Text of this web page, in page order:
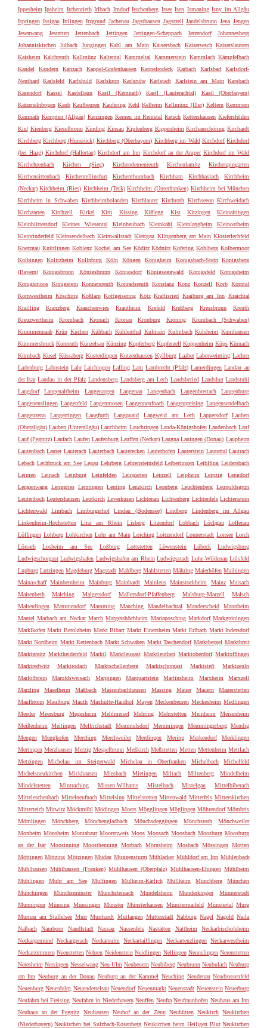
Ippesheim Ipsheim Irchenrieth Irlbach Irndorf Irschenberg Irsee Isen Ismaning Isny im Allgäu
Ispringen Issigau Ittlingen Itzgrund Jachenau Jagsthausen Jagstzell Jandelsbrunn Jena Jengen
Jesenwang
Jestetten Jettenbach Jettingen Jettingen-Scheppach Jetzendorf
Johannesberg
Johanniskirchen
Julbach Jungingen Kahl am Main Kaisersbach Kaisersesch
Kaiserslautern
Kaisheim Kalchreuth Kallmünz Kaltental Kammeltal Kammerstein Kammlach Kämpfelbach
Kandel
Kandern Kanzach Kappel-Grafenhausen Kappelrodeck Karbach Karlsbad
Karlsdorf-
Neuthard
Karlsfeld Karlshuld Karlskron Karlsruhe Karlstadt Karlstein am Main
Karsbach
Kasendorf
Kassel Kastellaun Kastl (Kemnath) Kastl (Lauterachtal)
Kastl (Oberbayern)
Katzenelnbogen Kaub Kaufbeuren Kaufering Kehl Kelheim Kellmünz (Iller) Keltern Kemmern
Kemnath Kempten (Allgäu) Kenzingen Kernen im Remstal Ketsch Kettershausen Kiefersfelden
Kiel Kienberg Kieselbronn Kinding Kinsau Kipfenberg Kippenheim Kirchanschöring Kirchardt
Kirchberg Kirchberg (Hunsrück) Kirchberg (Oberbayern) Kirchberg im Wald Kirchdorf Kirchdorf
(bei Haag) Kirchdorf (Hallertau) Kirchdorf am Inn Kirchdorf an der Amper Kirchdorf im Wald
Kirchehrenbach
Kirchen (Sieg) Kirchendemenreuth Kirchenlamitz
Kirchenpingarten
Kirchensittenbach
Kirchentellinsfurt Kirchenthumbach Kirchham Kirchhaslach
Kirchheim
(Neckar) Kirchheim (Ries) Kirchheim (Teck) Kirchheim (Unterfranken) Kirchheim bei München
Kirchheim in Schwaben Kirchheimbolanden Kirchlauter Kirchroth Kirchseeon Kirchweidach
Kirchzarten
Kirchzell Kirkel Kirn Kissing Kißlegg Kist Kitzingen
Kleinaitingen
Kleinblittersdorf
Kleines Wiesental Kleinheubach Kleinkahl Kleinlangheim
Kleinostheim
Kleinrinderfeld Kleinsendelbach Kleinwallstadt Klettgau Klingenberg am Main Klosterlechfeld
Knetzgau Knittlingen Koblenz Kochel am See Köditz Ködnitz Köfering Kohlberg Kolbermoor
Kolbingen
Kolitzheim Kollnburg Köln Köngen Königheim Königsbach-Stein
Königsberg
(Bayern)
Königsbronn Königsbrunn Königsdorf Königseggwald Königsfeld
Königsheim
Königsmoos Königstein Konnersreuth Konradsreuth Konstanz Konz Konzell Korb Korntal
Kornwestheim Kösching Kößlarn Kottgeisering Kötz Kraftisried Kraiburg am Inn Kraichtal
Krailling
Kranzberg Krauchenwies Krautheim Krefeld Kreßberg Kressbronn
Kreuth
Kreuzwertheim
Krombach Kronach Kronau Kronburg Kröning
Krumbach (Schwaben)
Krummennaab Krün Kuchen Kühbach Kühlenthal Kulmain Kulmbach Külsheim Kumhausen
Kümmersbruck Kunreuth Künzelsau Künzing Kupferberg Kupferzell Kuppenheim Küps Kürnach
Kürnbach Kusel Küssaberg Kusterdingen Kutzenhausen Kyllburg Laaber Laberweinting Lachen
Ladenburg Lahnstein Lahr Laichingen Lalling Lam Lambrecht (Pfalz) Lamerdingen Landau an
der Isar Landau in der Pfalz Landensberg Landsberg am Lech Landsberied Landshut Landstuhl
Langdorf
Langenaltheim Langenargen Langenau Langenbach Langenbrettach
Langenburg
Langenenslingen Langenfeld Langenmosen Langenneufnach Langenpreising Langensendelbach
Langenzenn
Langerringen Langfurth Langquaid Langweid am Lech Lappersdorf
Lauben
(Oberallgäu) Lauben (Unterallgäu) Lauchheim Lauchringen Lauda-Königshofen Laudenbach Lauf
Lauf (Pegnitz) Laufach Laufen Laufenburg Lauffen (Neckar) Laugna Lauingen (Donau) Laupheim
Lautenbach Lauter Lauterach Lauterbach Lauterecken Lauterhofen Lauterstein Lautertal Lautrach
Lebach Lechbruck am See Legau Lehrberg Lehrensteinsfeld Leibertingen Leiblfing Leidersbach
Leimen
Leinach Leinburg Leinfelden Leingarten Leinzell Leipheim Leipzig
Lengdorf
Lengenwang Lenggries Lenningen Lenting Lenzkirch Leonberg Leuchtenberg Leupoldsgrün
Leutenbach Leutershausen Leutkirch Leverkusen Lichtenau Lichtenberg Lichtenfels Lichtenstein
Lichtenwald
Limbach Limburgerhof Lindau (Bodensee) Lindberg
Lindenberg im Allgäu
Linkenheim-Hochstetten
Linz am Rhein Lisberg Litzendorf Lobbach Löchgau
Loffenau
Löffingen Lohberg Lohkirchen Lohr am Main Loiching Loitzendorf Lonnerstadt Lonsee Lorch
Lörrach
Losheim am See Loßburg Lottstetten Löwenstein Lübeck
Ludwigsburg
Ludwigschorgast Ludwigshafen Ludwigshafen am Rhein Ludwigsstadt Luhe-Wildenau Lülsfeld
Lupburg Lutzingen Magdeburg Magstadt Mahlberg Mahlstetten Mähring Maierhöfen Maihingen
Mainaschaff Mainbernheim Mainburg Mainhardt Mainleus Mainstockheim Mainz Maisach
Maitenbeth
Malching Malgersdorf Mallersdorf-Pfaffenberg Malsburg-Marzell
Malsch
Malterdingen
Mammendorf Mamming Manching Mandelbachtal Manderscheid
Mannheim
Mantel Marbach am Neckar March Margetshöchheim Mariaposching Markdorf Markgröningen
Marklkofen Markt Berolzheim Markt Bibart Markt Einersheim Markt Erlbach Markt Indersdorf
Markt Nordheim Markt Rettenbach Markt Schwaben Markt Taschendorf Marktbergel Marktbreit
Marktgraitz Marktheidenfeld Marktl Marktleugast Marktleuthen Marktoberdorf Marktoffingen
Marktredwitz
Marktrodach Marktschellenberg Marktschorgast Marktsteft
Marktzeuln
Marloffstein
Maroldsweisach Marpingen Marquartstein Martinsheim Marxheim
Marxzell
Marzling
Maselheim Maßbach Massenbachhausen Massing Mauer Mauern
Mauerstetten
Maulbronn Maulburg Mauth Maxhütte-Haidhof Mayen Meckenbeuren Meckesheim Medlingen
Meeder
Meersburg Megesheim Mehlmeisel Mehring Mehrstetten Meinheim
Meisenheim
Meißenheim
Meitingen Mellrichstadt Memmelsdorf Memmingen Memmingerberg
Mendig
Mengen
Mengkofen Merching Merchweiler Merdingen Mering Merkendorf
Merklingen
Mertingen Merzhausen Merzig Mespelbrunn Meßkirch Meßstetten Metten Mettenheim Mettlach
Metzingen
Michelau im Steigerwald Michelau in Oberfranken Michelbach
Michelfeld
Michelsneukirchen
Mickhausen Miesbach Mietingen Miltach Miltenberg
Mindelheim
Mindelstetten
Mintraching Missen-Wilhams Mistelbach Mistelgau
Mittelbiberach
Mitteleschenbach Mittelneufnach Mittelsinn Mittelstetten Mittenwald Mitterfels Mitterskirchen
Mitterteich Mitwitz Möckmühl Mödingen Moers Mögglingen Möglingen Möhrendorf Mömbris
Mömlingen
Mönchberg Mönchengladbach Mönchsdeggingen Mönchsroth
Mönchweiler
Monheim Mönsheim Montabaur Moorenweis Moos Moosach Moosbach Moosburg Moosburg
an der Isar
Moosinning Moosthenning Morbach Mörnsheim Mosbach Mössingen Motten
Möttingen Mötzing Mötzingen Mudau Muggensturm Mühlacker Mühldorf am Inn Mühlenbach
Mühlhausen Mühlhausen (Franken) Mühlhausen (Oberpfalz) Mühlhausen-Ehingen Mühlheim
Mühlingen
Muhr am See Mulfingen Mülheim-Kärlich Müllheim Münchberg
München
Münchingen
Münchsmünster Münchsteinach Mundelsheim Munderkingen
Münnerstadt
Munningen Münsing Münsingen Münster Münsterhausen Münstermaifeld Münstertal Murg
Murnau am Staffelsee Murr Murrhardt Mutlangen Mutterstadt Nabburg Nagel Nagold Naila
Nalbach
Namborn Nandlstadt Nassau Nassenfels Nastätten Nattheim
Neckarbischofsheim
Neckargemünd Neckargerach Neckarsulm Neckartailfingen Neckartenzlingen Neckarwestheim
Neckarzimmern Neenstetten Nehren Neidenstein Neidlingen Nellingen Nennslingen Nerenstetten
Neresheim Nersingen Nesselwang Neu-Ulm Neubeuern Neubiberg Neubrunn Neubulach Neuburg
am Inn Neuburg an der Donau Neuburg an der Kammel Neuching Neudenau Neudrossenfeld
Neuenburg Neuenbürg Neuendettelsau Neuendorf Neuenmarkt Neuenstadt Neuenstein Neuerburg
Neufahrn bei Freising Neufahrn in Niederbayern Neuffen Neufra Neufraunhofen Neuhaus am Inn
Neuhaus an der Pegnitz
Neuhausen Neuhof an der Zenn Neuhütten Neukirch Neukirchen
(Niederbayern) Neukirchen bei Sulzbach-Rosenberg Neukirchen beim Heiligen Blut Neukirchen